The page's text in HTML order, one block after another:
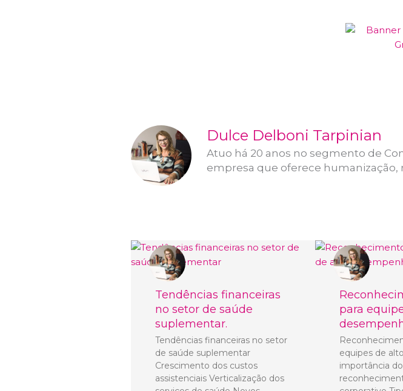
Dulce Delboni Tarpinian
Atuo há 20 anos no segmento de
empresa que oferece
Tendências financeiras
no setor de saúde
suplementar.
Tendências financeiras no setor
de saúde suplementar
Crescimento dos custos
assistenciais Verticalização dos
para
equipes de
importância do